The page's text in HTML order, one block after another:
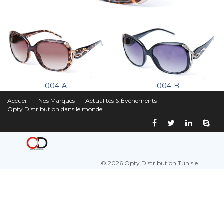
004-A 004-B
Accueil Nos Marques
Actualités & Événements
Opty Distribution dans le monde
© 2026 Opty Distribution Tunisie